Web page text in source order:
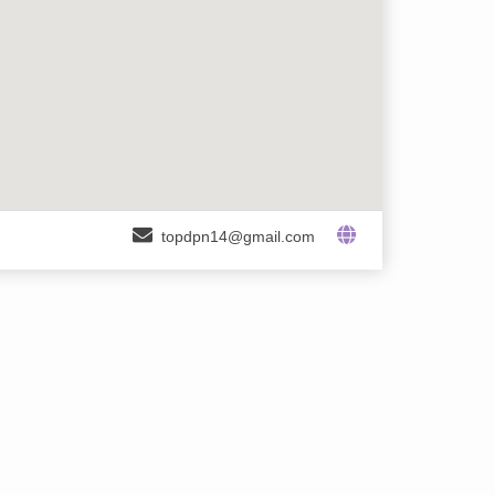
topdpn14@gmail.com